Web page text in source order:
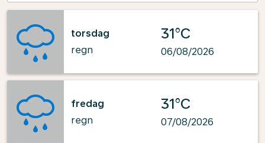
torsdag
regn
31°C
06/08/2026
fredag
regn
31°C
07/08/2026